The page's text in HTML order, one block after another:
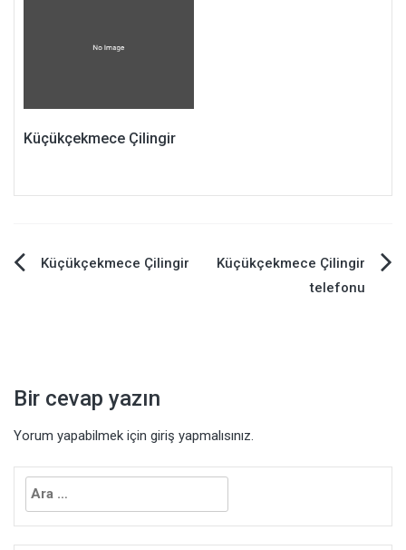
Küçükçekmece Çilingir
YazıKüçükçekmece Çilingir
Küçükçekmece Çilingir
telefonu
Bir cevap yazın
Yorum yapabilmek için giriş yapmalısınız.
Arama: